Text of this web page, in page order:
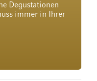
Degustationen
immer in Ihrer